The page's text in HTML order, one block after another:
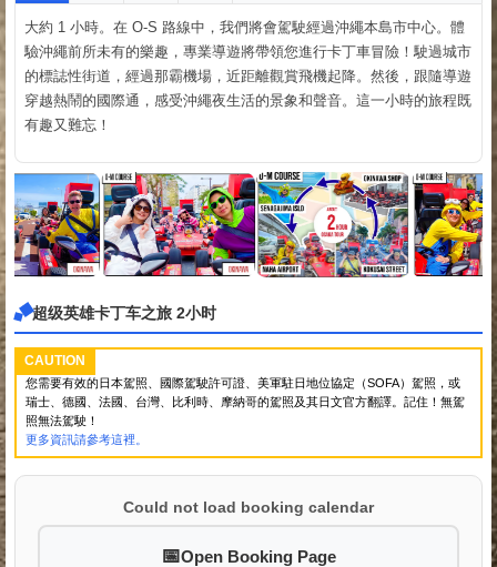
大約 1 小時。在 O-S 路線中，我們將會駕駛經過沖繩本島市中心。體
驗沖繩前所未有的樂趣，專業導遊將帶領您進行卡丁車冒險！駛過城市
的標誌性街道，經過那霸機場，近距離觀賞飛機起降。然後，跟隨導遊
穿越熱鬧的國際通，感受沖繩夜生活的景象和聲音。這一小時的旅程既
有趣又難忘！
超级英雄卡丁车之旅 2小时
CAUTION
您需要有效的日本駕照、國際駕駛許可證、美軍駐日地位協定（SOFA）駕照，或
瑞士、德國、法國、台灣、比利時、摩納哥的駕照及其日文官方翻譯。記住！無駕
照無法駕駛！
更多資訊請參考這裡。
Could not load booking calendar
Open Booking Page